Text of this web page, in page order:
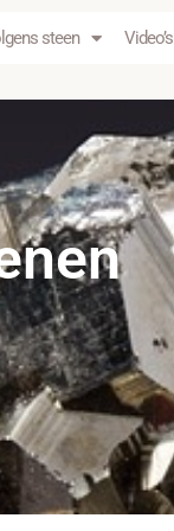
steen Video’s